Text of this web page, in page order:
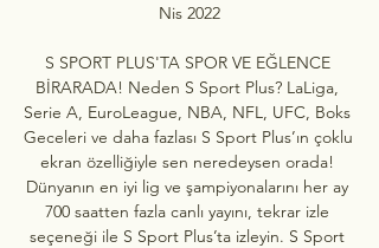
Nis 2022
S SPORT PLUS'TA SPOR VE EĞLENCE
BİRARADA! Neden S Sport Plus? LaLiga,
Serie A, EuroLeague, NBA, NFL, UFC, Boks
Geceleri ve daha fazlası S Sport Plus’ın çoklu
ekran özelliğiyle sen neredeysen orada!
Dünyanın en iyi lig ve şampiyonalarını her ay
700 saatten fazla canlı yayını, tekrar izle
seçeneği ile S Sport Plus’ta izleyin. S Sport